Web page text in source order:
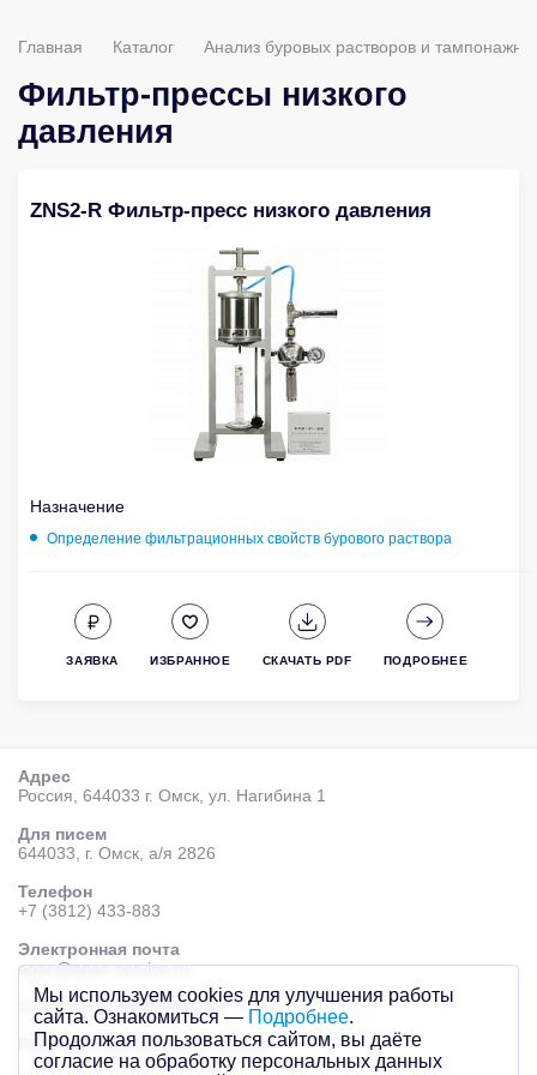
Главная Каталог Анализ буровых растворов и
Фильтр-прессы низкого
давления
ZNS2-R Фильтр-пресс низкого давления
Назначение
Определение фильтрационных свойств бурового раствора
ЗАЯВКА ИЗБРАННОЕ СКАЧАТЬ PDF ПОДРОБНЕЕ
Адрес
Россия, 644033 г. Омск, ул. Нагибина 1
Для писем
644033, г. Омск, а/я 2826
Телефон
+7 (3812) 433-883
Электронная почта
epac@epac-service.ru
© 2026 AО «ЭПАК-сервис»
Политика персональных данных
Мы используем cookies для улучшения работы
сайта. Ознакомиться — Подробнее.
Продолжая пользоваться сайтом, вы даёте
согласие на обработку персональных данных